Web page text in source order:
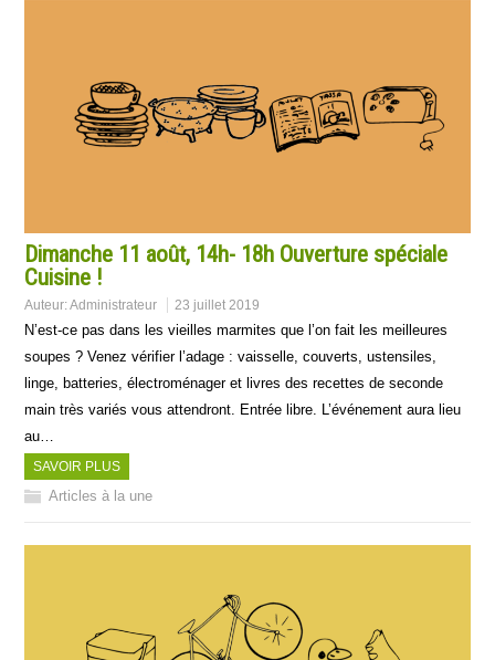
Dimanche 11 août, 14h- 18h Ouverture spéciale
Cuisine !
Auteur:Administrateur 23 juillet 2019
N’est-ce pas dans les vieilles marmites que l’on fait les meilleures
soupes ? Venez vérifier l’adage : vaisselle, couverts, ustensiles,
linge, batteries, électroménager et livres des recettes de seconde
main très variés vous attendront. Entrée libre. L’événement aura lieu
au…
SAVOIR PLUS
Articles à la une